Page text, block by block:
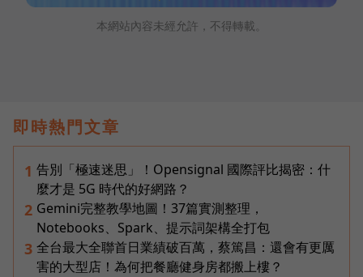
本網站內容未經允許，不得轉載。
即時熱門文章
1 告別「極速迷思」！Opensignal 國際評比揭密：什
麼才是 5G 時代的好網路？
2 Gemini完整教學地圖！37篇實測整理，
Notebooks、Spark、提示詞架構全打包
3 全台最大全聯首日業績破百萬，蔡篤昌：還會有更厲
害的大型店！為何把餐廳健身房都搬上樓？